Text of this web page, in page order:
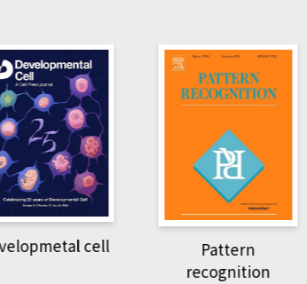
cell
Pattern
recognition